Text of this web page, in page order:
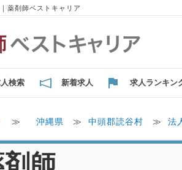
薬剤師ベストキャリア
検索 新着求人 求人ランキン
≫ 沖縄県 ≫ 中頭郡読谷村 ≫ 法
師